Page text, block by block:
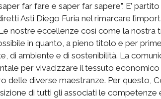
far fare e saper far sapere”. E’
Asti Diego Furia nel rimarcare
nostre eccellenze così come la nostra
in quanto, a pieno titolo e per
di ambiente e di sostenibilità. La
per vivacizzare il tessuto
delle diverse maestranze. Per questo,
di tutti gli associati le competenze